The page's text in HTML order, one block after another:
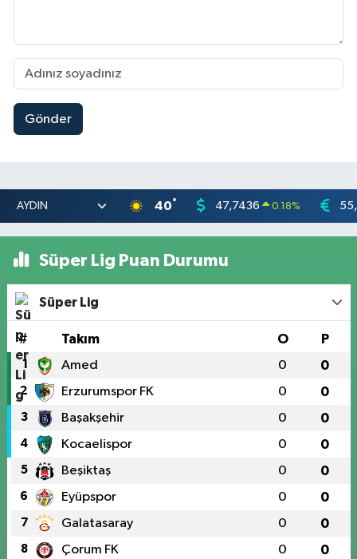
Gönder
40° 47,7436 0.18%
Süper Lig Puan Durumu
Süper Lig
# Takım O P
1 Amed 0 0
2 Erzurumspor FK 0 0
3 Başakşehir 0 0
4 Kocaelispor 0 0
5 Beşiktaş 0 0
6 Eyüpspor 0 0
7 Galatasaray 0 0
8 Çorum FK 0 0